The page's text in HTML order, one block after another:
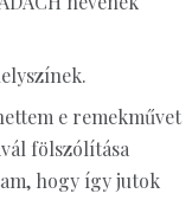
e remekművet
fölszólítása
hogy így jutok